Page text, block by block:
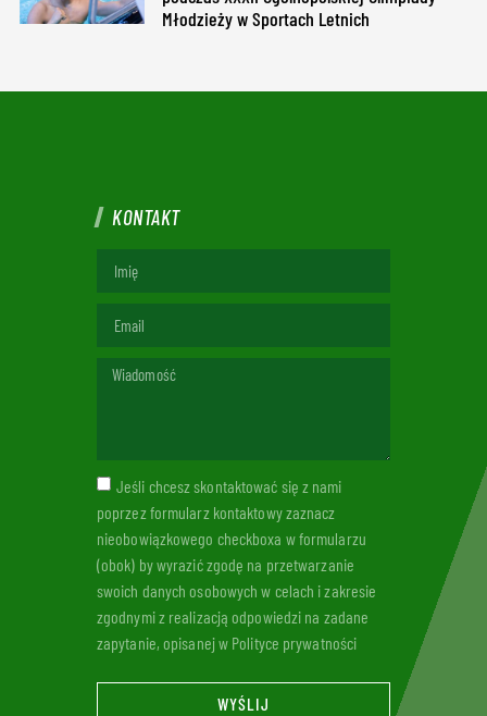
Młodzieży w Sportach Letnich
KONTAKT
Jeśli chcesz skontaktować się z nami
poprzez formularz kontaktowy zaznacz
nieobowiązkowego checkboxa w formularzu
(obok) by wyrazić zgodę na przetwarzanie
swoich danych osobowych w celach i zakresie
zgodnymi z realizacją odpowiedzi na zadane
zapytanie, opisanej w Polityce prywatności
WYŚLIJ